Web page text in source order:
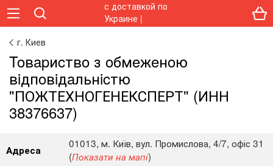
г. Киев
Toвapиcтвo з oбмeжeнoю
вiдпoвiдaльнicтю
"ПОЖТЕХНОГЕНЕКСПЕРТ" (ИНН
38376637)
Адреса
01013, м. Київ, вул. Промислова, 4/7, офіс 31
(Показати на мапі)